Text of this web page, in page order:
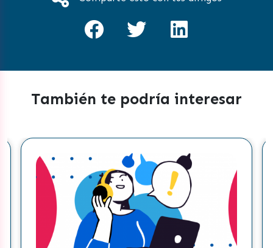
También te podría interesar